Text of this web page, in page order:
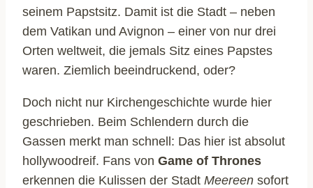
seinem Papstsitz. Damit ist die Stadt – neben
dem Vatikan und Avignon – einer von nur drei
Orten weltweit, die jemals Sitz eines Papstes
waren. Ziemlich beeindruckend, oder?
Doch nicht nur Kirchengeschichte wurde hier
geschrieben. Beim Schlendern durch die
Gassen merkt man schnell: Das hier ist absolut
hollywoodreif. Fans von Game of Thrones
erkennen die Kulissen der Stadt Meereen sofort